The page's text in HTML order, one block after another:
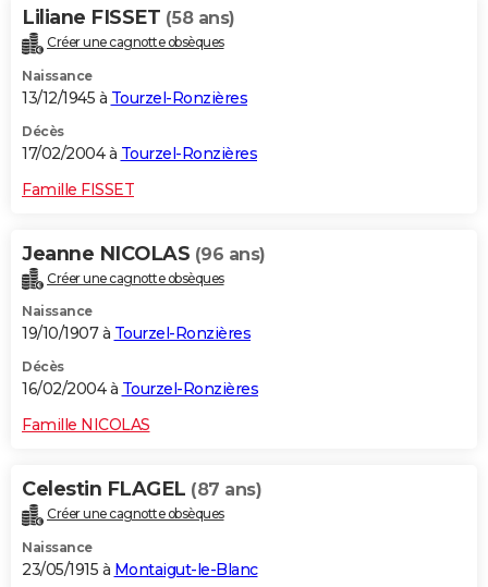
Liliane FISSET (58 ans)
Créer une cagnotte obsèques
Naissance
13/12/1945 à Tourzel-Ronzières
Décès
17/02/2004 à Tourzel-Ronzières
Famille FISSET
Jeanne NICOLAS (96 ans)
Créer une cagnotte obsèques
Naissance
19/10/1907 à Tourzel-Ronzières
Décès
16/02/2004 à Tourzel-Ronzières
Famille NICOLAS
Celestin FLAGEL (87 ans)
Créer une cagnotte obsèques
Naissance
23/05/1915 à Montaigut-le-Blanc